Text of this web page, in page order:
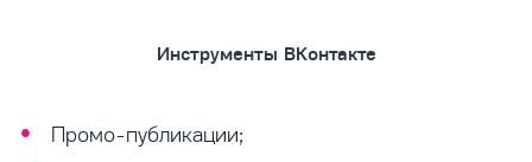
Инструменты ВКонтакте
Промо-публикации;